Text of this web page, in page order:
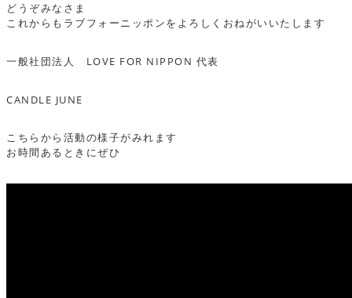
どうぞみなさま
これからもラブフォーニッポンをよろしくおねがいいたします
一般社団法人 LOVE FOR NIPPON 代表
CANDLE JUNE
こちらから活動の様子がみれます
お時間あるときにぜひ